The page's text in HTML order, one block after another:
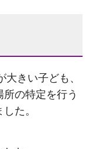
きい子ども、
の特定を行う
た。